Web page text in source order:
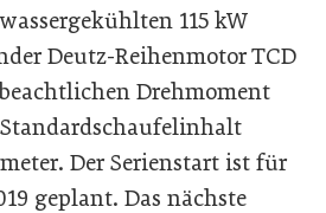
115 kW
Deutz-Reihenmotor TCD
Drehmoment
Der Serienstart ist für
geplant. Das nächste